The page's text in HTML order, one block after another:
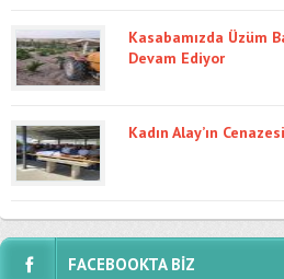
Kasabamızda Üzüm
Devam Ediyor
Kadın Alay’ın
FACEBOOKTA BİZ